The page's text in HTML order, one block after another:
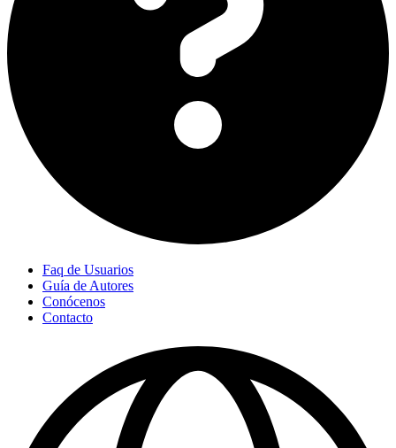
Faq de Usuarios
Guía de Autores
Conócenos
Contacto